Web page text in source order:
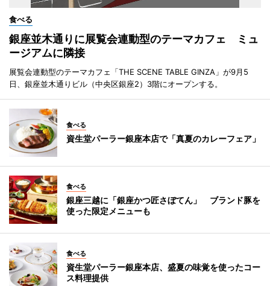
食べる
銀座並木通りに展覧会連動型のテーマカフェ ミュ
ージアムに隣接
展覧会連動型のテーマカフェ「THE SCENE TABLE GINZA」が9月5
日、銀座並木通りビル（中央区銀座2）3階にオープンする。
食べる
資生堂パーラー銀座本店で「真夏のカレーフェア」
食べる
銀座三越に「銀座かつ匠さぼてん」 ブランド豚を
使った限定メニューも
食べる
資生堂パーラー銀座本店、盛夏の味覚を使ったコー
ス料理提供